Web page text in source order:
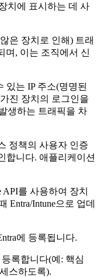
치에 표시하는 데 사
은 장치로 인해) 트래
며, 이는 조직에서 신
있는 IP 주소(명명된
진 장치의 로그인을
생하는 트래픽을 차
정책의 사용자 인증
합니다. 애플리케이션
API를 사용하여 장치
Entra/Intune으로 업데
에 등록됩니다.
록합니다(예: 핵심
스하도록).